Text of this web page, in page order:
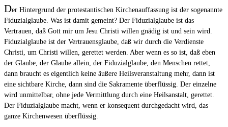
Der Hintergrund der protestantischen Kirchenauffassung ist der sogenannte
Fiduzialglaube. Was ist damit gemeint? Der Fiduzialglaube ist das
Vertrauen, daß Gott mir um Jesu Christi willen gnädig ist und sein wird.
Fiduzialglaube ist der Vertrauensglaube, daß wir durch die Verdienste
Christi, um Christi willen, gerettet werden. Aber wenn es so ist, daß eben
der Glaube, der Glaube allein, der Fiduzialglaube, den Menschen rettet,
dann braucht es eigentlich keine äußere Heilsveranstaltung mehr, dann ist
eine sichtbare Kirche, dann sind die Sakramente überflüssig. Der einzelne
wird unmittelbar, ohne jede Vermittlung durch eine Heilsanstalt, gerettet.
Der Fiduzialglaube macht, wenn er konsequent durchgedacht wird, das
ganze Kirchenwesen überflüssig.